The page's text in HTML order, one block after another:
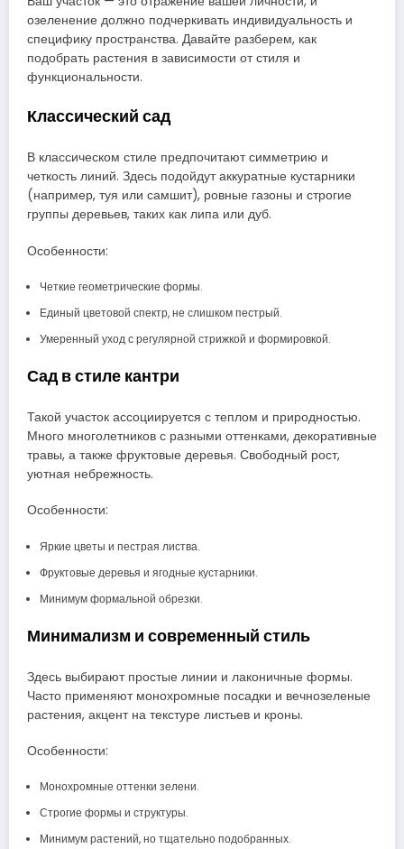
озеленение должно подчеркивать индивидуальность и
специфику пространства. Давайте разберем, как
подобрать растения в зависимости от стиля и
функциональности.
Классический сад
В классическом стиле предпочитают симметрию и
четкость линий. Здесь подойдут аккуратные кустарники
(например, туя или самшит), ровные газоны и строгие
группы деревьев, таких как липа или дуб.
Особенности:
Четкие геометрические формы.
Единый цветовой спектр, не слишком пестрый.
Умеренный уход с регулярной стрижкой и формировкой.
Сад в стиле кантри
Такой участок ассоциируется с теплом и природностью.
Много многолетников с разными оттенками, декоративные
травы, а также фруктовые деревья. Свободный рост,
уютная небрежность.
Особенности:
Яркие цветы и пестрая листва.
Фруктовые деревья и ягодные кустарники.
Минимум формальной обрезки.
Минимализм и современный стиль
Здесь выбирают простые линии и лаконичные формы.
Часто применяют монохромные посадки и вечнозеленые
растения, акцент на текстуре листьев и кроны.
Особенности:
Монохромные оттенки зелени.
Строгие формы и структуры.
Минимум растений, но тщательно подобранных.